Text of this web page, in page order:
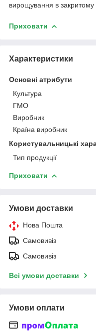
вирощування в закритому
Приховати
Характеристики
Основні атрибути
Культура
ГМО
Виробник
Країна виробник
Користувальницькі
Тип продукції
Приховати
Умови доставки
Нова Пошта
Самовивіз
Самовивіз
Всі умови доставки
Умови оплати